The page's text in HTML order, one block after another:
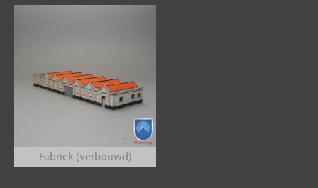
Fabriek (verbouwd)